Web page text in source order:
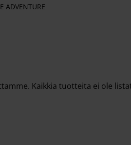
ADVENTURE
Kaikkia tuotteita ei ole